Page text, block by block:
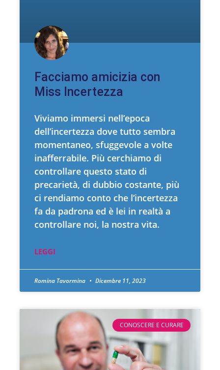
Facciamo amicizia con
Miss Incertezza
Viviamo immersi nell’epoca
dell’incertezza dove tutto sembra
momentaneo, sfuggevole a volte
inafferrabile. Più cerchiamo di
controllare questo stato di
precarietà, di dubbio costante, più
ci rendiamo conto che l’incertezza
fa da padrona ed è lei in realtà a
controllare noi, la nostra vita.
LEGGI
Romina Tavormina Dicembre 11, 2023
CONOSCERE E CURARE